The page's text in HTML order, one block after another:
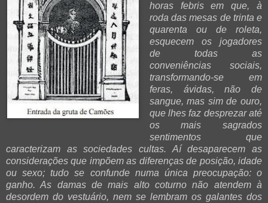
horas febris em que, à
roda das mesas de trinta e
quarenta ou de roleta,
esquecem os jogadores
de todas as
conveniências sociais,
transformando-se em
feras, ávidas, não de
sangue, mas sim de ouro,
que lhes faz desprezar até
os mais sagrados
sentimentos que
caracterizam as sociedades cultas. Aí desaparecem as
considerações que impõem as diferenças de posição, idade
ou sexo; tudo se confunde numa única preocupação: o
ganho. As damas de mais alto coturno não atendem à
desordem do vestuário, nem se lembram os galantes dos